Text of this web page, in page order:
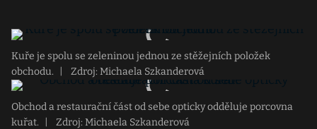
Kuře je spolu se zeleninou jednou ze stěžejních položek
obchodu.
Zdroj: Michaela Szkanderová
Obchod a restaurační část od sebe opticky odděluje porcovna
kuřat.
Zdroj: Michaela Szkanderová